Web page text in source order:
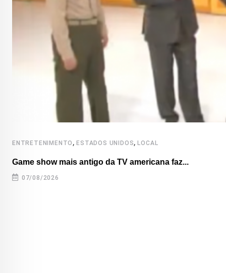
ENTRETENIMENTO ,ESTADOS UNIDOS,LOCAL
Game show mais antigo da TV americana faz...
07/08/2026